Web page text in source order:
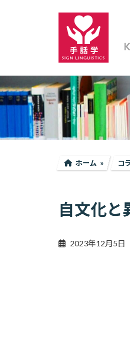
ス
キ
ッ
ン
に
移
ホーム コ
自文化と
2023年12月5日